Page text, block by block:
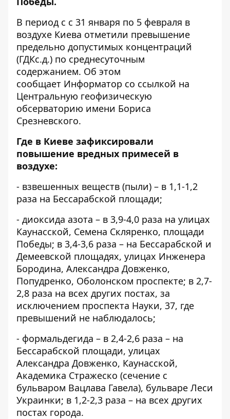
В период с с 31 января по 5 февраля в
воздухе Киева отметили превышение
предельно допустимых концентраций
(ГДКс.д.) по среднесуточным
содержанием. Об этом
сообщает Информатор со ссылкой на
Центральную геофизическую
обсерваторию имени Бориса
Срезневского.
Где в Киеве зафиксировали
повышение вредных примесей в
воздухе:
- взвешенных веществ (пыли) – в 1,1-1,2
раза на Бессарабской площади;
- диоксида азота – в 3,9-4,0 раза на улицах
Каунасской, Семена Скляренко, площади
Победы; в 3,4-3,6 раза – на Бессарабской и
Демеевской площадях, улицах Инженера
Бородина, Александра Довженко,
Попудренко, Оболонском проспекте; в 2,7-
2,8 раза на всех других постах, за
исключением проспекта Науки, 37, где
превышений не наблюдалось;
- формальдегида – в 2,4-2,6 раза – на
Бессарабской площади, улицах
Александра Довженко, Каунасской,
Академика Стражеско (сечение с
бульваром Вацлава Гавела), бульваре Леси
Украинки; в 1,2-2,3 раза – на всех других
постах города.